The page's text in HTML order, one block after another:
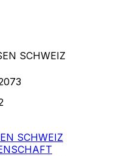
SCHWEIZ
SCHWEIZ